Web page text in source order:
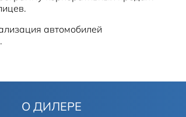
автомобилей
О ДИЛЕРЕ